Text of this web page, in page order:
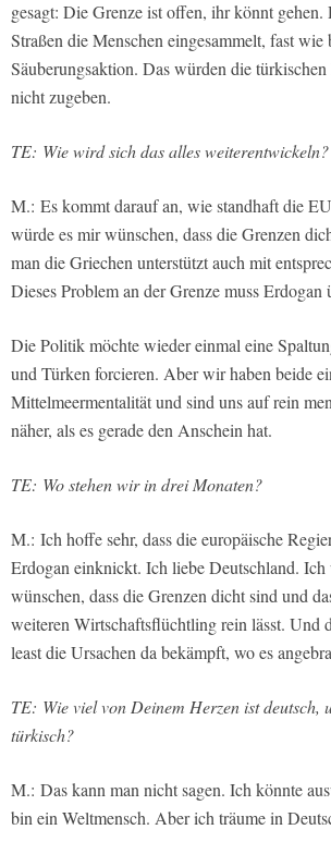
gesagt: Die Grenze ist offen, ihr könnt gehen.
Straßen die Menschen eingesammelt, fast wie
Säuberungsaktion. Das würden die
nicht zugeben.
TE: Wie wird sich das alles weiterentwickeln?
M.: Es kommt darauf an, wie standhaft die
würde es mir wünschen, dass die Grenzen
man die Griechen unterstützt auch mit
Dieses Problem an der Grenze muss Erdogan
Die Politik möchte wieder einmal eine
und Türken forcieren. Aber wir haben beide
Mittelmeermentalität und sind uns auf rein
näher, als es gerade den Anschein hat.
TE: Wo stehen wir in drei Monaten?
M.: Ich hoffe sehr, dass die europäische
Erdogan einknickt. Ich liebe Deutschland.
wünschen, dass die Grenzen dicht sind und
weiteren Wirtschaftsflüchtling rein lässt. Und
least die Ursachen da bekämpft, wo es
TE: Wie viel von Deinem Herzen ist deutsch,
türkisch?
M.: Das kann man nicht sagen. Ich könnte
bin ein Weltmensch. Aber ich träume in